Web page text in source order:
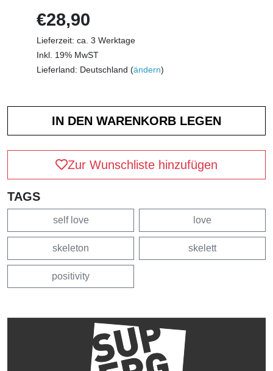
€28,90
Lieferzeit: ca. 3 Werktage
Inkl. 19% MwST
Lieferland: Deutschland (ändern)
Zur Wunschliste hinzufügen
TAGS
self love love
skeleton skelett
positivity